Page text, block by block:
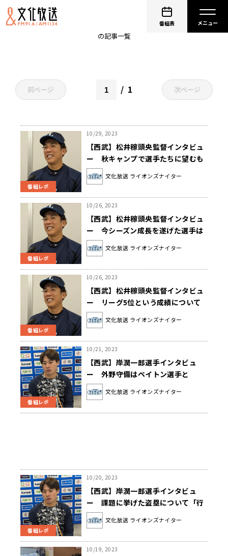
番組表
の記事一覧
前ページ 1 次ページ
番組レポ
10/29, 2023
【西武】松井稼頭央監督インタビュ
ー 秋キャンプで選手たちに望むも
のは「自分のためにどれだけ内容濃
く、みっちりとできるか」
文化放送 ライオンズナイター
番組レポ
10/26, 2023
【西武】松井稼頭央監督インタビュ
ー 今シーズン成長を遂げた選手は
「この秋からが非常に大事になって
くる」
文化放送 ライオンズナイター
番組レポ
10/26, 2023
【西武】松井稼頭央監督インタビュ
ー リーグ5位という成績について
「勝負の世界の中でそこはもうしっ
かりと受け入れてやっていきたい」
文化放送 ライオンズナイター
番組レポ
10/21, 2023
【西武】岸潤一郎選手インタビュ
ー 外野守備はペイトン選手と
「『こういうバッターもいるよ』と
いうような話をしながら、一緒に高
文化放送 ライオンズナイター
番組レポ
10/20, 2023
【西武】岸潤一郎選手インタビュ
ー 課題に挙げた盗塁について「行
く根性がない限り盗塁はできない」
文化放送 ライオンズナイター
10/19, 2023